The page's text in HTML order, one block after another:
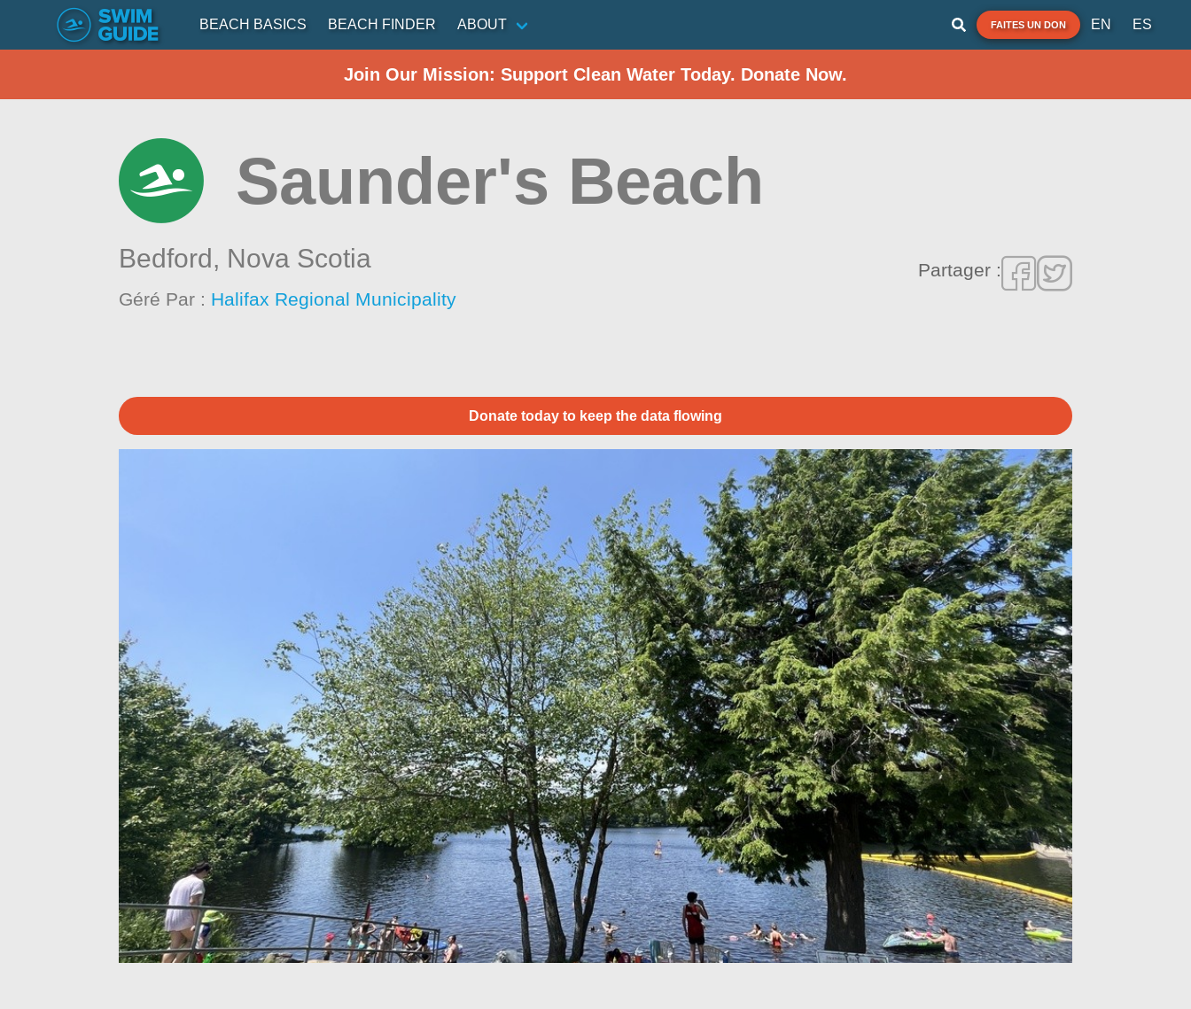
BEACH BASICS BEACH FINDER ABOUT FAITES UN DON EN ES
Join Our Mission: Support Clean Water Today. Donate Now.
Saunder's Beach
Bedford, Nova Scotia
Géré Par : Halifax Regional Municipality
Partager :
Donate today to keep the data flowing